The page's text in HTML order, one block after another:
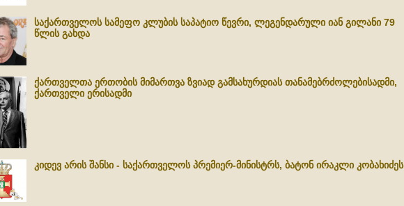
საქართველოს სამეფო კლუბის საპატიო წევრი, ლეგენდარული იან გილანი 79
წლის გახდა
ქართველთა ერთობის მიმართვა ზვიად გამსახურდიას თანამებრძოლებისადმი,
ქართველი ერისადმი
კიდევ არის შანსი - საქართველოს პრემიერ-მინისტრს, ბატონ ირაკლი კობახიძეს